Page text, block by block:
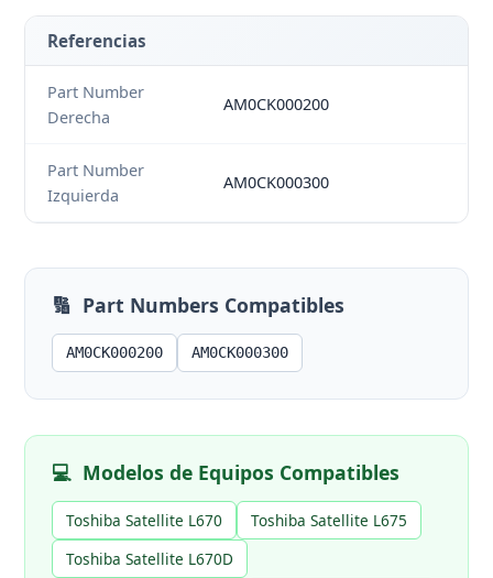
Referencias
Part Number
Derecha
AM0CK000200
Part Number
Izquierda
AM0CK000300
🔢 Part Numbers Compatibles
AM0CK000200 AM0CK000300
💻 Modelos de Equipos Compatibles
Toshiba Satellite L670
Toshiba Satellite L675
Toshiba Satellite L670D